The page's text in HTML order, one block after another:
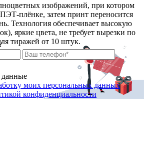
изображений, при котором
плёнке, затем принт переносится
Технология обеспечивает высокую
яркие цвета, не требует вырезки по
тиражей от 10 штук.
данные
моих персональных данных
конфиденциальности